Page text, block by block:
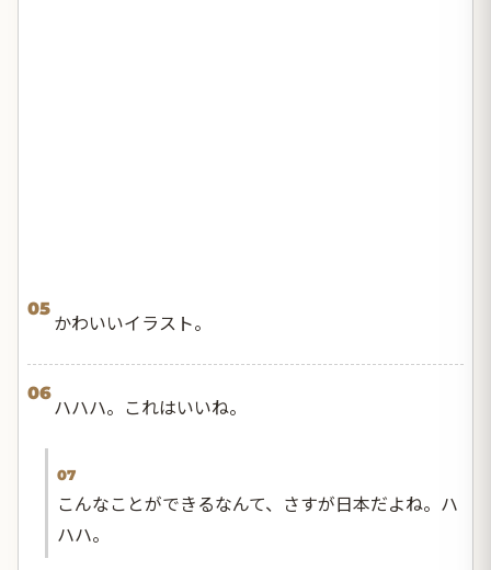
05
かわいいイラスト。
06
ハハハ。これはいいね。
07
こんなことができるなんて、さすが日本だよね。ハ
ハハ。